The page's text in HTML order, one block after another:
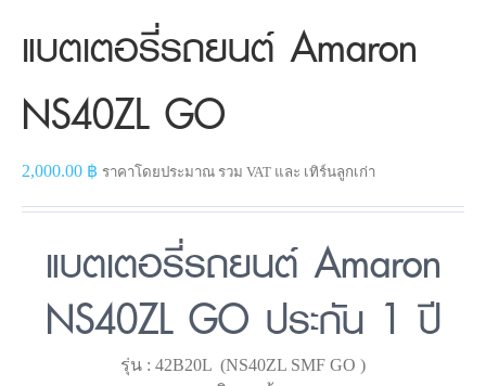
แบตเตอรี่รถยนต์ Amaron
NS40ZL GO
2,000.00 ฿ ราคาโดยประมาณ รวม VAT และ เทิร์นลูกเก่า
แบตเตอรี่รถยนต์ Amaron
NS40ZL GO ประกัน 1 ปี
รุ่น : 42B20L (NS40ZL SMF GO )